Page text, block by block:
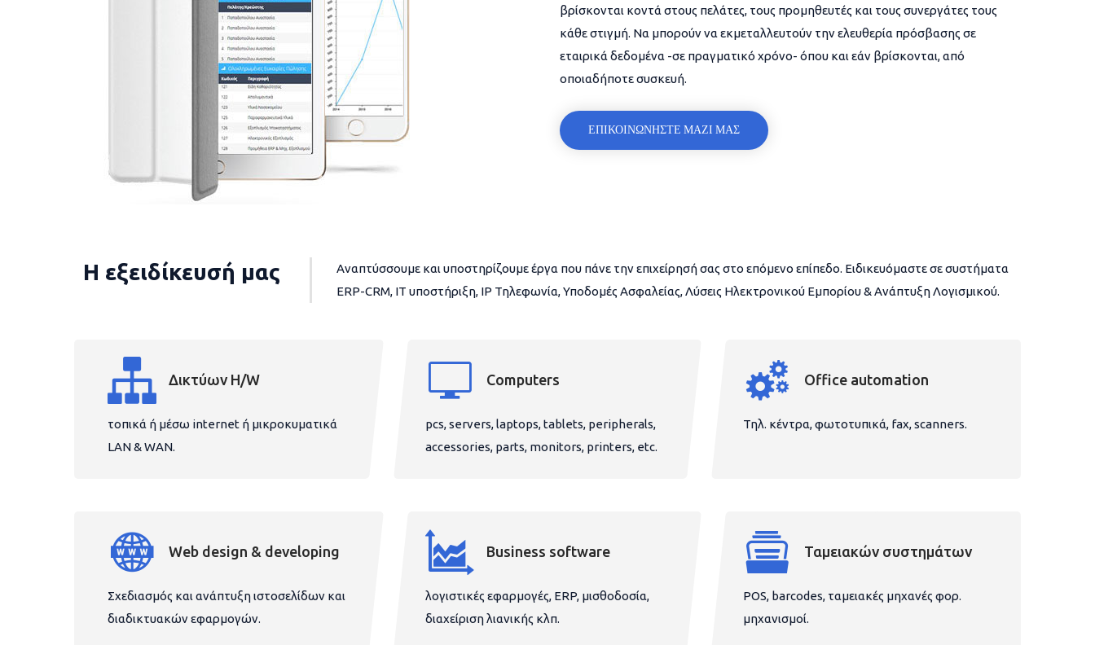
βρίσκονται κοντά στους πελάτες, τους προμηθευτές και τους συνεργάτες τους
κάθε στιγμή. Να μπορούν να εκμεταλλευτούν την ελευθερία πρόσβασης σε
εταιρικά δεδομένα -σε πραγματικό χρόνο- όπου και εάν βρίσκονται, από
οποιαδήποτε συσκευή.
ΕΠΙΚΟΙΝΩΝΗΣΤΕ ΜΑΖΙ ΜΑΣ
Η εξειδίκευσή μας
Αναπτύσσουμε και υποστηρίζουμε έργα που πάνε την επιχείρησή σας στο επόμενο επίπεδο. Ειδικευόμαστε σε συστήματα
ERP-CRM, IT υποστήριξη, IP Τηλεφωνία, Υποδομές Ασφαλείας, Λύσεις Ηλεκτρονικού Εμπορίου & Ανάπτυξη Λογισμικού.
Δικτύων H/W
τοπικά ή μέσω internet ή μικροκυματικά
LAN & WAN.
Computers
pcs, servers, laptops, tablets, peripherals,
accessories, parts, monitors, printers, etc.
Office automation
Τηλ. κέντρα, φωτοτυπικά, fax, scanners.
Web design & developing
Σχεδιασμός και ανάπτυξη ιστοσελίδων και
διαδικτυακών εφαρμογών.
Business software
λογιστικές εφαρμογές, ERP, μισθοδοσία,
διαχείριση λιανικής κλπ.
Ταμειακών συστημάτων
POS, barcodes, ταμειακές μηχανές φορ.
μηχανισμοί.